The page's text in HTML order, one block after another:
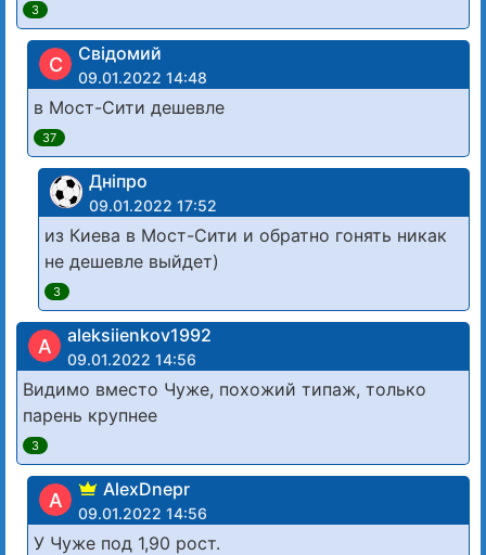
3
С Свідомий
09.01.2022 14:48
в Мост-Сити дешевле
37
Дніпро
09.01.2022 17:52
из Киева в Мост-Сити и обратно гонять никак
не дешевле выйдет)
3
A aleksiienkov1992
09.01.2022 14:56
Видимо вместо Чуже, похожий типаж, только
парень крупнее
3
A AlexDnepr
09.01.2022 14:56
У Чуже под 1,90 рост.